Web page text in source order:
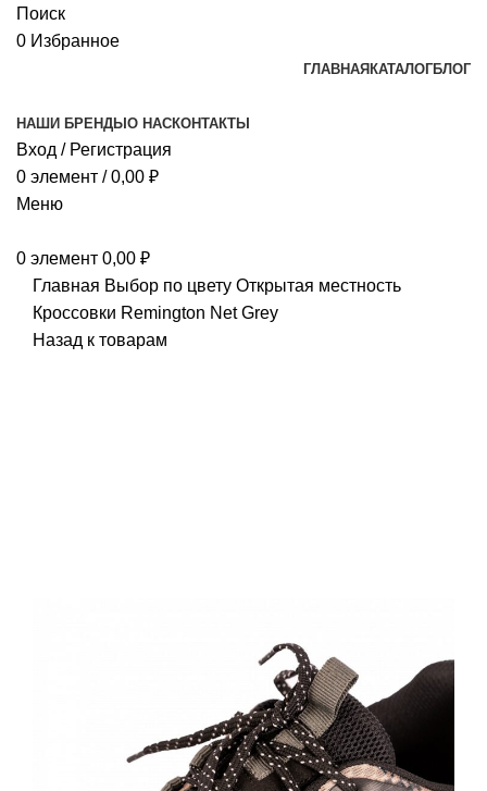
Поиск
0 Избранное
ГЛАВНАЯ КАТАЛОГБЛОГ
НАШИ БРЕНДЫ О НАСКОНТАКТЫ
Вход / Регистрация
0 элемент / 0,00 ₽
Меню
0 элемент 0,00 ₽
Главная Выбор по цвету Открытая местность
Кроссовки Remington Net Grey
Назад к товарам